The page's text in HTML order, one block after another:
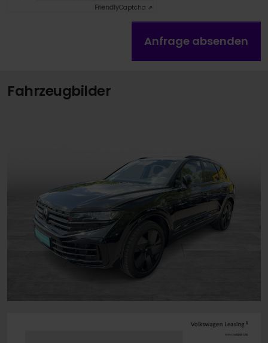
FriendlyCaptcha ⇗
Anfrage absenden
Fahrzeugbilder